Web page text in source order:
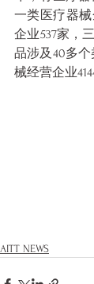
一类医疗器
企业537家，
品涉及40多
械经营企业
AITT NEWS